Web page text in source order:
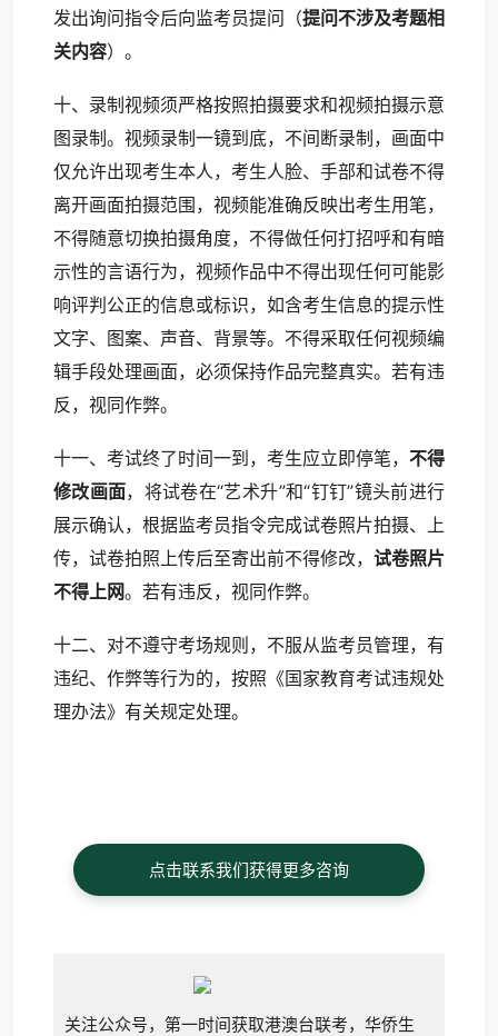
发出询问指令后向监考员提问（提问不涉及考题相
关内容）。
十、录制视频须严格按照拍摄要求和视频拍摄示意
图录制。视频录制一镜到底，不间断录制，画面中
仅允许出现考生本人，考生人脸、手部和试卷不得
离开画面拍摄范围，视频能准确反映出考生用笔，
不得随意切换拍摄角度，不得做任何打招呼和有暗
示性的言语行为，视频作品中不得出现任何可能影
响评判公正的信息或标识，如含考生信息的提示性
文字、图案、声音、背景等。不得采取任何视频编
辑手段处理画面，必须保持作品完整真实。若有违
反，视同作弊。
十一、考试终了时间一到，考生应立即停笔， 不得
修改画面，将试卷在“艺术升”和“钉钉”镜头前进行
展示确认，根据监考员指令完成试卷照片拍摄、上
传，试卷拍照上传后至寄出前不得修改， 试卷照片
不得上网。若有违反，视同作弊。
十二、对不遵守考场规则，不服从监考员管理，有
违纪、作弊等行为的，按照《国家教育考试违规处
理办法》有关规定处理。
点击联系我们获得更多咨询
关注公众号，第一时间获取港澳台联考，华侨生